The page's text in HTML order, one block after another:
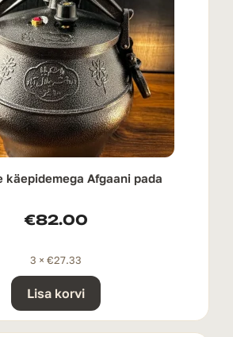
käepidemega Afgaani pada
€82.00
3 × €27.33
Lisa korvi